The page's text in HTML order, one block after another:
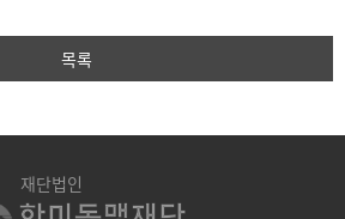
목록
재단법인